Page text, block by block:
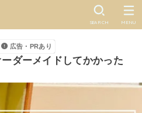
SEARCH MENU
広告・PRあり
ダーメイドしてかかった